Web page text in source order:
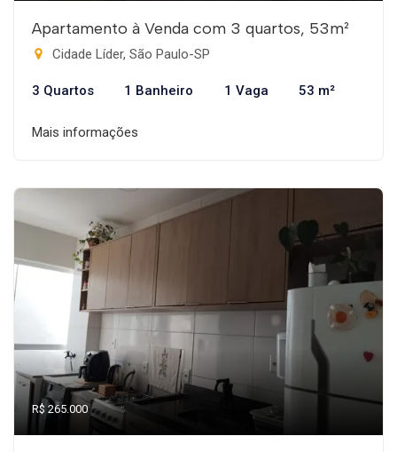
Apartamento à Venda com 3 quartos, 53m²
Cidade Líder, São Paulo-SP
3 Quartos 1 Banheiro 1 Vaga 53 m²
Mais informações
R$ 265.000